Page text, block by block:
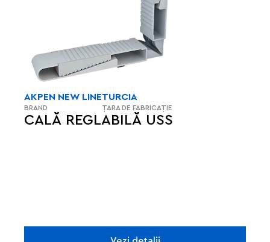
CALĂ REGLABILĂ USS
AKPEN NEW LINE
BRAND
TURCIA
ȚARA DE FABRICAȚIE